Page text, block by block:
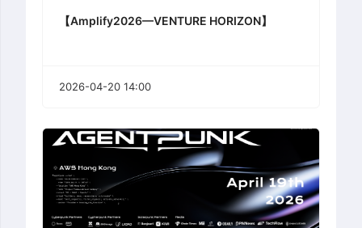
【Amplify2026—VENTURE HORIZON】
2026-04-20 14:00